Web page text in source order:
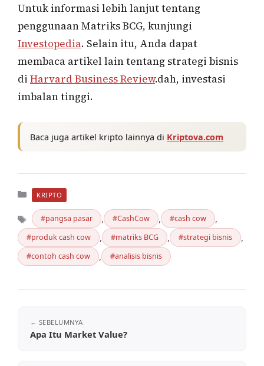
Untuk informasi lebih lanjut tentang
penggunaan Matriks BCG, kunjungi
Investopedia. Selain itu, Anda dapat
membaca artikel lain tentang strategi bisnis
di Harvard Business Review.dah, investasi
imbalan tinggi.
Baca juga artikel kripto lainnya di Kriptova.com
Kategori
KRIPTO
Tag
pangsa pasar , CashCow , cash cow ,
produk cash cow , matriks BCG , strategi bisnis ,
contoh cash cow , analisis bisnis
Apa Itu Market Value?